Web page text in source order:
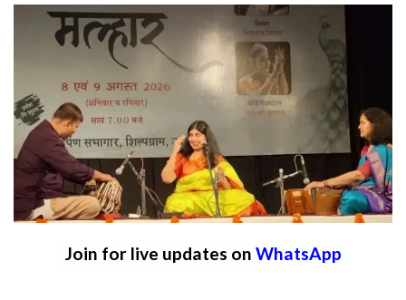
Join for live updates on WhatsApp